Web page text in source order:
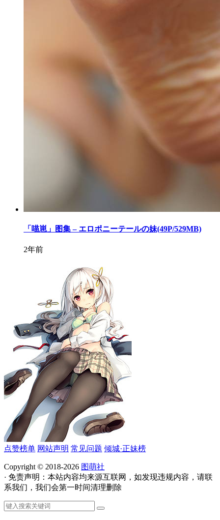
「喵崽」图集 – エロポニーテールの妹(49P/529MB)
2年前
点赞榜单 网站声明 常见问题 倾城·正妹榜
Copyright © 2018-2026 图萌社
· 免责声明：本站内容均来源互联网，如发现违规内容，请联
系我们，我们会第一时间清理删除